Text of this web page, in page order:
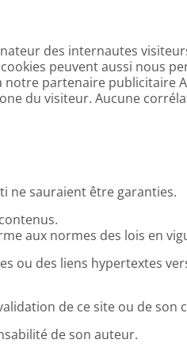
des internautes
peuvent aussi nous
partenaire publicitaire
du visiteur. Aucune
ne sauraient être garanties.
aux normes des lois en
des liens hypertextes
de ce site ou de son
de son auteur.